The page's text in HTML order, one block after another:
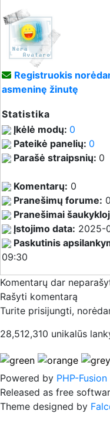
Registruokis
asmeninę žinutę
Statistika
Įkėlė modų: 0
Pateikė panelių: 0
Parašė straipsnių: 0
Komentarų: 0
Pranešimų forume: 0
Pranešimai
Įstojimo data: 2025-
Paskutinis
09:30
Komentarų dar
Rašyti komentarą
Turite prisijungti,
28,512,310 unikalūs
Powered by PHP-Fusion
Released as free
Theme designed by